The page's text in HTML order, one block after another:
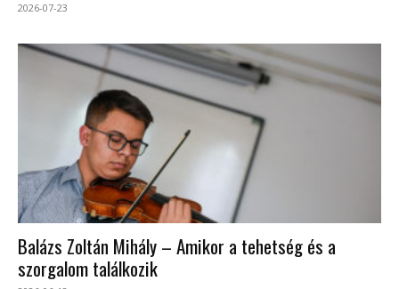
2026-07-23
Balázs Zoltán Mihály – Amikor a tehetség és a
szorgalom találkozik